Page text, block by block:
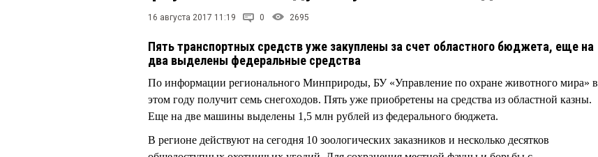
16 августа 2017 11:19 0 2695
Пять транспортных средств уже закуплены за счет областного бюджета, еще на
два выделены федеральные средства
По информации регионального Минприроды, БУ «Управление по охране животного мира» в
этом году получит семь снегоходов. Пять уже приобретены на средства из областной казны.
Еще на две машины выделены 1,5 млн рублей из федерального бюджета.
В регионе действуют на сегодня 10 зоологических заказников и несколько десятков